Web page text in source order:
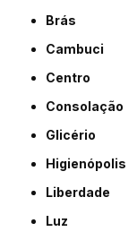
Brás
Cambuci
Centro
Consolação
Glicério
Higienópolis
Liberdade
Luz